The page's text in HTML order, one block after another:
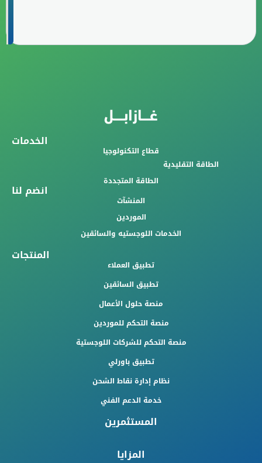
الخدمات
قطاع التكنولوجيا
الطاقة التقليدية
الطاقة المتجددة
انضم لنا
المنشآت
الموردين
الخدمات اللوجستيه والسائقين
المنتجات
تطبيق العملاء
تطبيق السائقين
منصة حلول الأعمال
منصة التحكم للموردين
منصة التحكم للشركات اللوجستية
تطبيق باورلي
نظام إدارة نقاط الشحن
خدمة الدعم الفني
المستثمرين
المزايا